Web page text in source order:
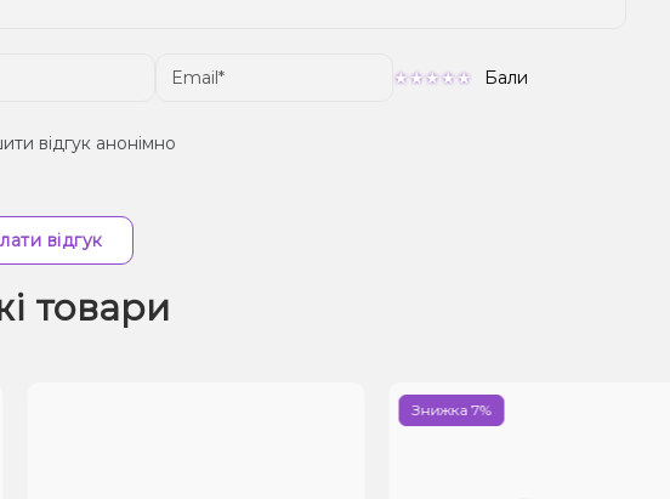
Бали
відгук анонімно
відгук
товари
Знижка 7%